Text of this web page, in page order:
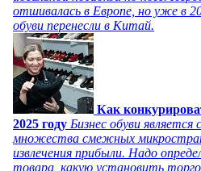
отшивалась в Европе, но уже в
обуви перенесли в Китай.
Как
2025 году Бизнес обуви
множества смежных
извлечения прибыли. Надо
товара, какую установить